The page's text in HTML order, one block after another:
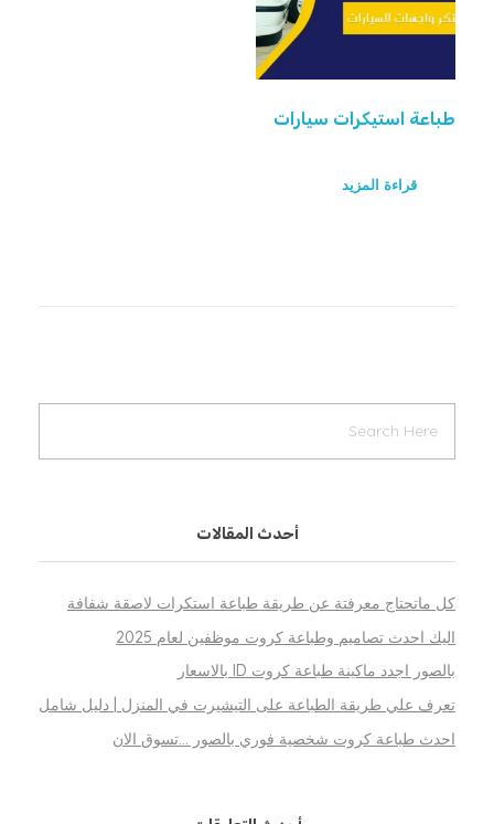
طباعة استيكرات سيارات
قراءة المزيد
أحدث المقالات
كل ماتحتاج معرفتة عن طريقة طباعة استكرات لاصقة شفافة
اليك احدث تصاميم وطباعة كروت موظفين لعام 2025
بالصور اجدد ماكينة طباعة كروت ID بالاسعار
تعرف علي طريقة الطباعة على التيشيرت في المنزل | دليل شامل
احدث طباعة كروت شخصية فوري بالصور …تسوق الان